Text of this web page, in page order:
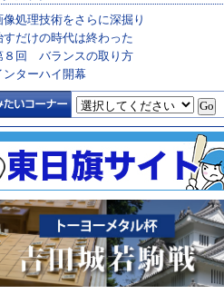
像処理技術をさらに深掘り
すだけの時代は終わった
８回 バランスの取り方
ンターハイ開幕